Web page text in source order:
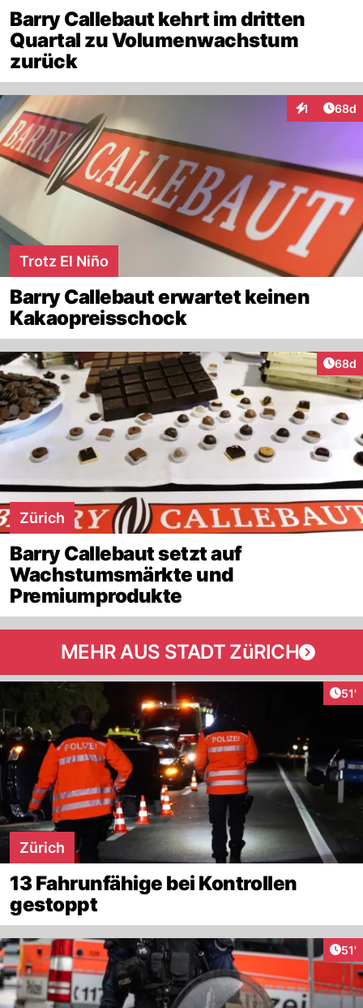
Barry Callebaut kehrt im dritten
Quartal zu Volumenwachstum
zurück
1
Interaktionen
68d
Trotz El Niño
Barry Callebaut erwartet keinen
Kakaopreisschock
68d
Zürich
Barry Callebaut setzt auf
Wachstumsmärkte und
Premiumprodukte
MEHR AUS STADT ZüRICH
51'
Zürich
13 Fahrunfähige bei Kontrollen
gestoppt
51'